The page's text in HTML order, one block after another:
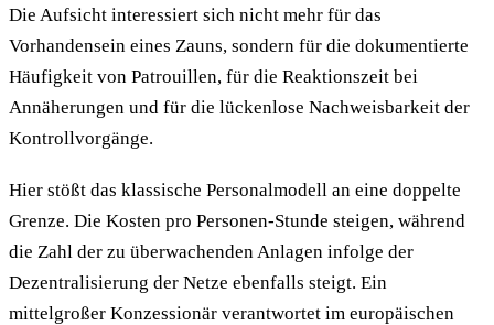
Die Aufsicht interessiert sich nicht mehr für das
Vorhandensein eines Zauns, sondern für die dokumentierte
Häufigkeit von Patrouillen, für die Reaktionszeit bei
Annäherungen und für die lückenlose Nachweisbarkeit der
Kontrollvorgänge.
Hier stößt das klassische Personalmodell an eine doppelte
Grenze. Die Kosten pro Personen-Stunde steigen, während
die Zahl der zu überwachenden Anlagen infolge der
Dezentralisierung der Netze ebenfalls steigt. Ein
mittelgroßer Konzessionär verantwortet im europäischen